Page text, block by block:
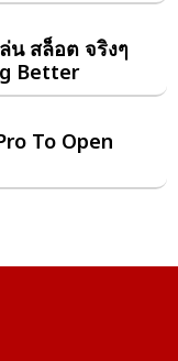
น สล็อต จริงๆ
Better
To Open